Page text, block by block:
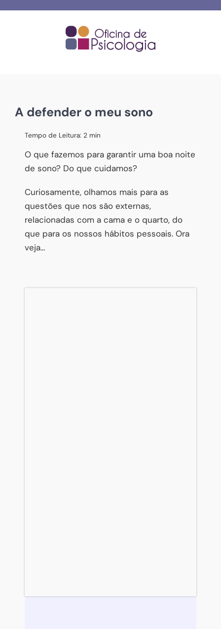
A defender o meu sono
Tempo de Leitura: 2 min
O que fazemos para garantir uma boa noite
de sono? Do que cuidamos?
Curiosamente, olhamos mais para as
questões que nos são externas,
relacionadas com a cama e o quarto, do
que para os nossos hábitos pessoais. Ora
veja…